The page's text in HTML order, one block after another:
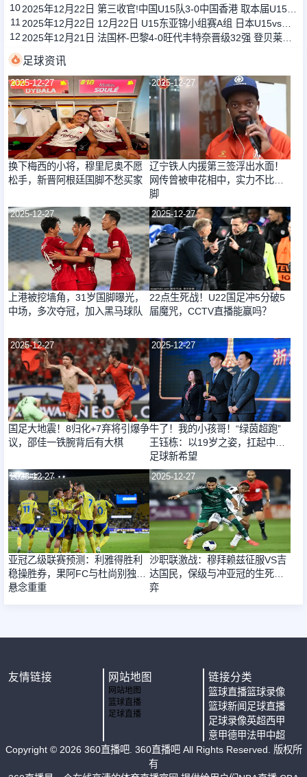
10
11
12
足球资讯
2025-12-27
换下梅西的小将，穆里尼奥不愿
松手，新晋阿根廷国脚不愁买家
2025-12-27
辽宁铁人内援第三签浮出水面！
网传曾被申花相中，实力不比国
脚
2025-12-27
上港被挖墙角，31岁国脚曝光，
中场，多次夺冠，加入黑马球队
2025-12-27
22点生死战！U22国足冲5分破5
届魔咒，CCTV直播能赢吗？
2025-12-27
国足大地震！8归化+7弃将引爆争
议，邵佳一铁腕背后有大棋
2025-12-27
牛了！我的小孩哥！“绿茵超跑”
王钰栋：以19岁之姿，扛起中国
足球新希望
2025-12-27
亚冠乙级联赛预测：利雅得胜利
稳操胜券，果阿FC与杜尚别独立
悬念重重
2025-12-27
沙职联激战：穆拜赖兹征服VS吉
达国民，保级与冲亚冠的生死博
弈
友情链接 网站地图
网站地图
篮球直播
足球直播
链接分类
篮球直播篮球录像
篮球新闻 足球直播
足球录像英超西甲
意甲德甲法甲中超
Copyright © 2026 360直播吧. 360直播吧 All Rights Reserved. 版权所
有